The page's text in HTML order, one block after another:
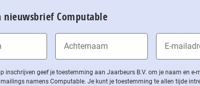
nieuwsbrief Computable
inschrijven geef je toestemming aan Jaarbeurs B.V. om je naam en e-
namens Computable. Je kunt je toestemming te allen tijde